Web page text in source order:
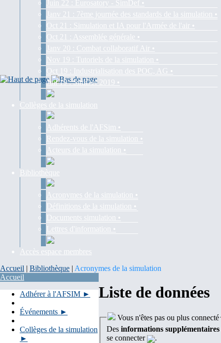
Juin 22 : Eurosatory - SimDef •
Janv 21 : 7ème journée des standards de la simulation •
Oct 21 : Simulation et IA pour l'Armée de l'air •
Oct 21 : Assemblée générale •
Janv 20 : Combat collaboratif Air •
Nov 19 : Tutoriels de la simulation •
Oct 19 : Industrialisation des POC, AG •
Juil 19 : SimDef 2019 •
Collèges de la simulation
Adhérents de l'AFSim •
Rendez-vous de la simulation •
Acteurs de la simulation •
Bibliothèque
Acronymes de la simulation •
Définitions de la simulation •
Documents simulation •
Lettres d'information •
Accès espace membres
Accueil | Bibliothèque | Acronymes de la simulation
Accueil
Adhérer à l'AFSIM ►
Événements ►
Collèges de la simulation
►
Liste de données
Vous n'êtes pas ou plus connecté
Des informations supplémentaires
se connecter
.